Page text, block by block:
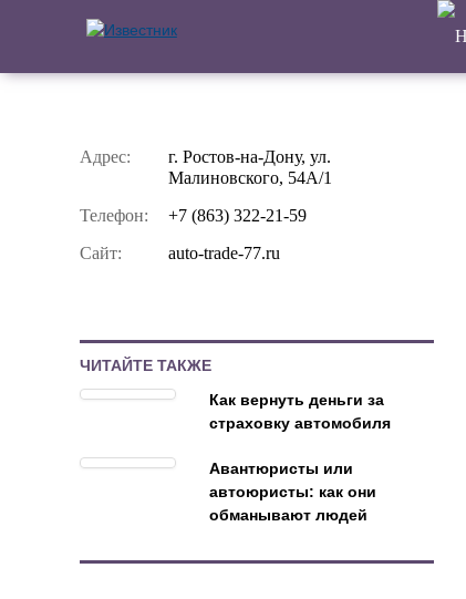
Адрес:
г. Ростов-на-Дону, ул.
Малиновского, 54А/1
Телефон:
+7 (863) 322-21-59
Сайт:
auto-trade-77.ru
ЧИТАЙТЕ ТАКЖЕ
Как вернуть деньги за
страховку автомобиля
Авантюристы или
автоюристы: как они
обманывают людей